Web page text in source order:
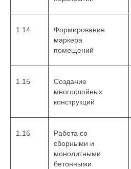
1.14
Формирование
маркера
помещений
1.15
Создание
многослойных
конструкций
1.16
Работа со
сборными и
монолитными
бетонными